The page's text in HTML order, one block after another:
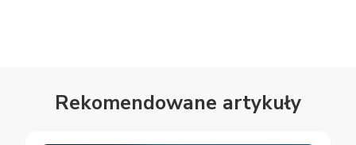
Rekomendowane artykuły